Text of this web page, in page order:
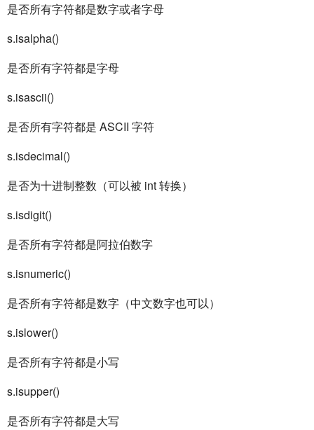
是否所有字符都是数字或者字母
s.isalpha()
是否所有字符都是字母
s.isascii()
是否所有字符都是 ASCII 字符
s.isdecimal()
是否为十进制整数（可以被 int 转换）
s.isdigit()
是否所有字符都是阿拉伯数字
s.isnumeric()
是否所有字符都是数字（中文数字也可以）
s.islower()
是否所有字符都是小写
s.isupper()
是否所有字符都是大写